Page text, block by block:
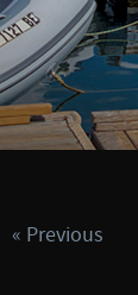
« Previous